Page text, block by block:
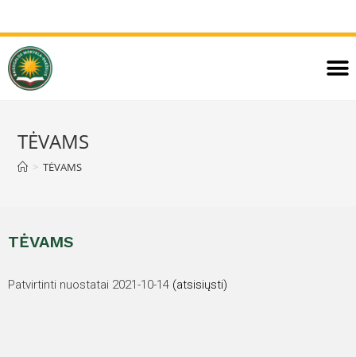
TĖVAMS
> TĖVAMS
TĖVAMS
Patvirtinti nuostatai 2021-10-14 (atsisiųsti)